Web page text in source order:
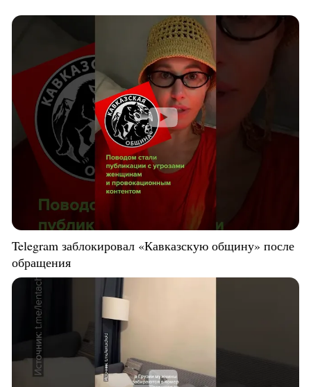
Telegram заблокировал «Кавказскую общину» после
обращения